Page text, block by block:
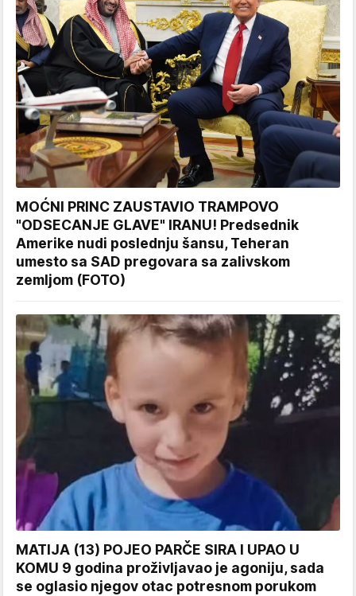
MOĆNI PRINC ZAUSTAVIO TRAMPOVO
"ODSECANJE GLAVE" IRANU! Predsednik
Amerike nudi poslednju šansu, Teheran
umesto sa SAD pregovara sa zalivskom
zemljom (FOTO)
MATIJA (13) POJEO PARČE SIRA I UPAO U
KOMU 9 godina proživljavao je agoniju, sada
se oglasio njegov otac potresnom porukom